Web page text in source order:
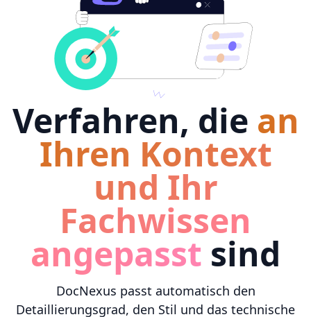
Verfahren, die an
Ihren Kontext
und Ihr
Fachwissen
angepasst sind
DocNexus passt automatisch den
Detaillierungsgrad, den Stil und das technische